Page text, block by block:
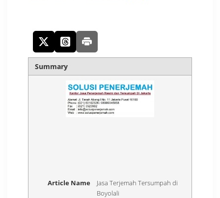
Summary
Article Name
Jasa Terjemah Tersumpah di
Boyolali